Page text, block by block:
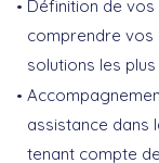
Définition de vos
comprendre vos
solutions les
assistance dans
tenant compte